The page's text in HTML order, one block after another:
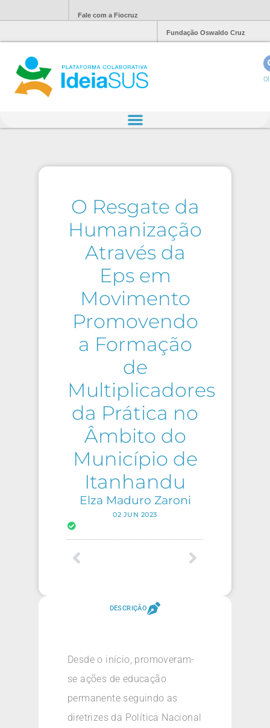
Fale com a Fiocruz
Fundação Oswaldo Cruz
O Resgate da
Humanização
Através da
Eps em
Movimento
Promovendo
a Formação
de
Multiplicadores
da Prática no
Âmbito do
Município de
Itanhandu
Elza Maduro Zaroni
02 JUN 2023
DESCRIÇÃO
Desde o início, promoveram-
se ações de educação
permanente seguindo as
diretrizes da Política Nacional